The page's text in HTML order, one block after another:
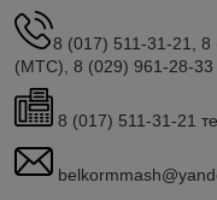
8 (017) 511-31-21,
(МТС), 8 (029) 961-28-33
8 (017) 511-31-21